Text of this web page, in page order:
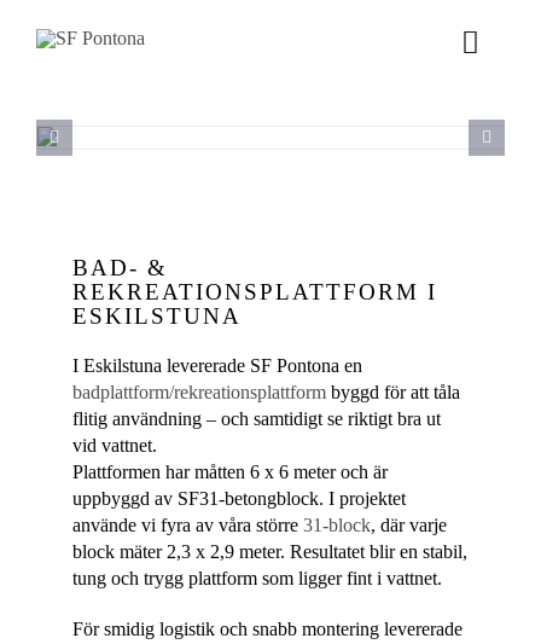
Toggle
VÅRT ERBJUDANDE
OM OSS
BAD- &
REKREATIONSPLATTFORM I
ESKILSTUNA
I Eskilstuna levererade SF Pontona en
badplattform/rekreationsplattformbyggd för att tåla
flitig användning – och samtidigt se riktigt bra ut
vid vattnet.
Plattformen har måtten 6 x 6 meter och är
uppbyggd av SF31-betongblock. I projektet
använde vi fyra av våra större 31-block, där varje
block mäter 2,3 x 2,9 meter. Resultatet blir en stabil,
tung och trygg plattform som ligger fint i vattnet.
För smidig logistik och snabb montering levererade